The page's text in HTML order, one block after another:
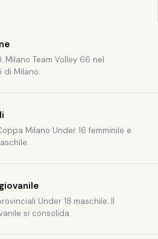
Milano Team Volley 66 nel
di Milano.
Milano Under 16 femminile e
Under 18 maschile. Il
si consolida.